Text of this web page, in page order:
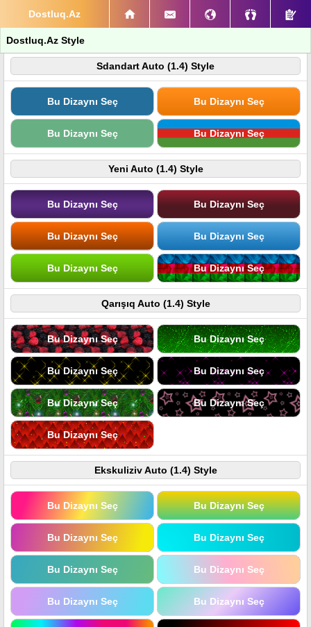
Dostluq.Az
Dostluq.Az Style
Sdandart Auto (1.4) Style
Bu Dizaynı Seç Bu Dizaynı Seç
Bu Dizaynı Seç Bu Dizaynı Seç
Yeni Auto (1.4) Style
Bu Dizaynı Seç Bu Dizaynı Seç
Bu Dizaynı Seç Bu Dizaynı Seç
Bu Dizaynı Seç Bu Dizaynı Seç
Qarışıq Auto (1.4) Style
Bu Dizaynı Seç Bu Dizaynı Seç
Bu Dizaynı Seç Bu Dizaynı Seç
Bu Dizaynı Seç Bu Dizaynı Seç
Bu Dizaynı Seç
Ekskuliziv Auto (1.4) Style
Bu Dizaynı Seç Bu Dizaynı Seç
Bu Dizaynı Seç Bu Dizaynı Seç
Bu Dizaynı Seç Bu Dizaynı Seç
Bu Dizaynı Seç Bu Dizaynı Seç